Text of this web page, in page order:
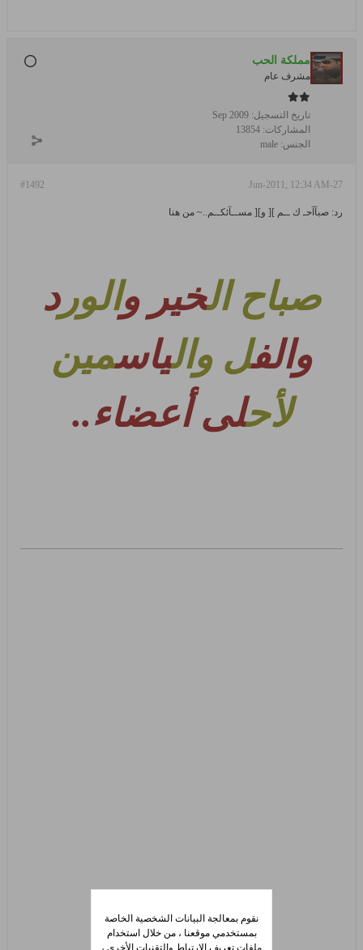
مملكة الحب
مشرف عام
تاريخ التسجيل: Sep 2009
المشاركات: 13854
الجنس: male
#1492 27-Jun-2011, 12:34 AM
رد: صبآآحـ ك ــم ][ و][ مســآئكــم..~ من هنا
صباح الخير والورد
والفل والياسمين
لأحلى أعضاء..
نقوم بمعالجة البيانات الشخصية الخاصة
بمستخدمي موقعنا ، من خلال استخدام
ملفات تعريف الارتباط والتقنيات الأخرى ،